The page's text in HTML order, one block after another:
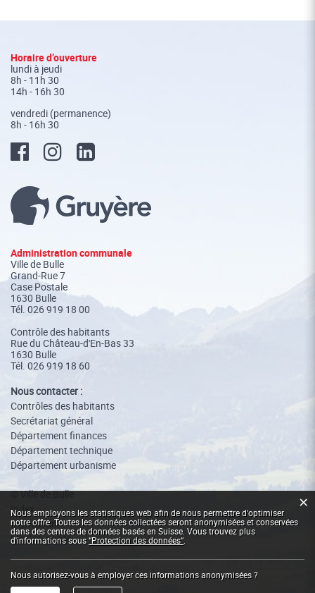
Fusszeile
Horaire d’ouverture
lundi à jeudi
8h - 11h 30
14h - 16h 30
vendredi (permanence)
8h - 16h 30
Administration communale
Ville de Bulle
Grand-Rue 7
Case Postale
1630 Bulle
Tél. 026 919 18 00
Contrôle des habitants
Rue du Château-d'En-Bas 33
1630 Bulle
Tél. 026 919 18 60
Nous contacter :
Contrôles des habitants
Secrétariat général
Département finances
Département technique
Département urbanisme
© Ville de Bulle
Index
Impressum
Mise en garde
Statistiques web
Nous employons les statistiques web afin de nous permettre d'optimiser
notre offre. Toutes les données collectées seront anonymisées et conservées
dans des centres de données basés en Suisse. Vous trouvez plus
d'informations sous“Protection des données“.
Nous autorisez-vous à employer ces informations anonymisées ?
×